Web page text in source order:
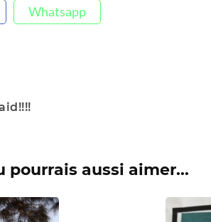
Whatsapp
pourrais aussi aimer...